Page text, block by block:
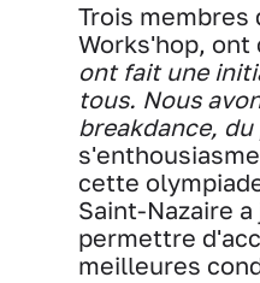
Trois membres
Works'hop,
ont fait une
tous. Nous
breakdance,
cette
Saint-Nazaire
permettre
meilleures